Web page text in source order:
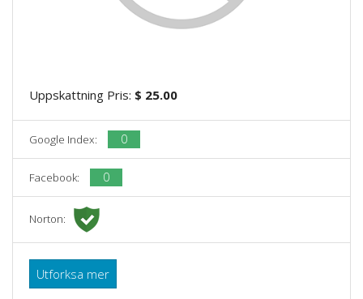
Uppskattning Pris: $ 25.00
Google Index: 0
Facebook: 0
Norton:
Utforksa mer